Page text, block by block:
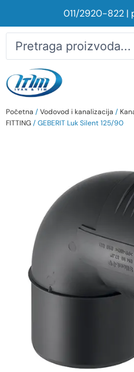
011/2920-822|
Početna /Vodovod i kanalizacija /
FITTING/ GEBERIT Luk Silent 125/90